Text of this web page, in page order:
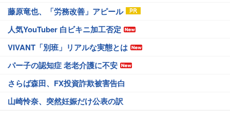
藤原竜也、「労務改善」アピール
人気YouTuber 白ビキニ加工否定
VIVANT「別班」リアルな実態とは
パー子の認知症 老老介護に不安
さらば森田、FX投資詐欺被害告白
山崎怜奈、突然妊娠だけ公表の訳